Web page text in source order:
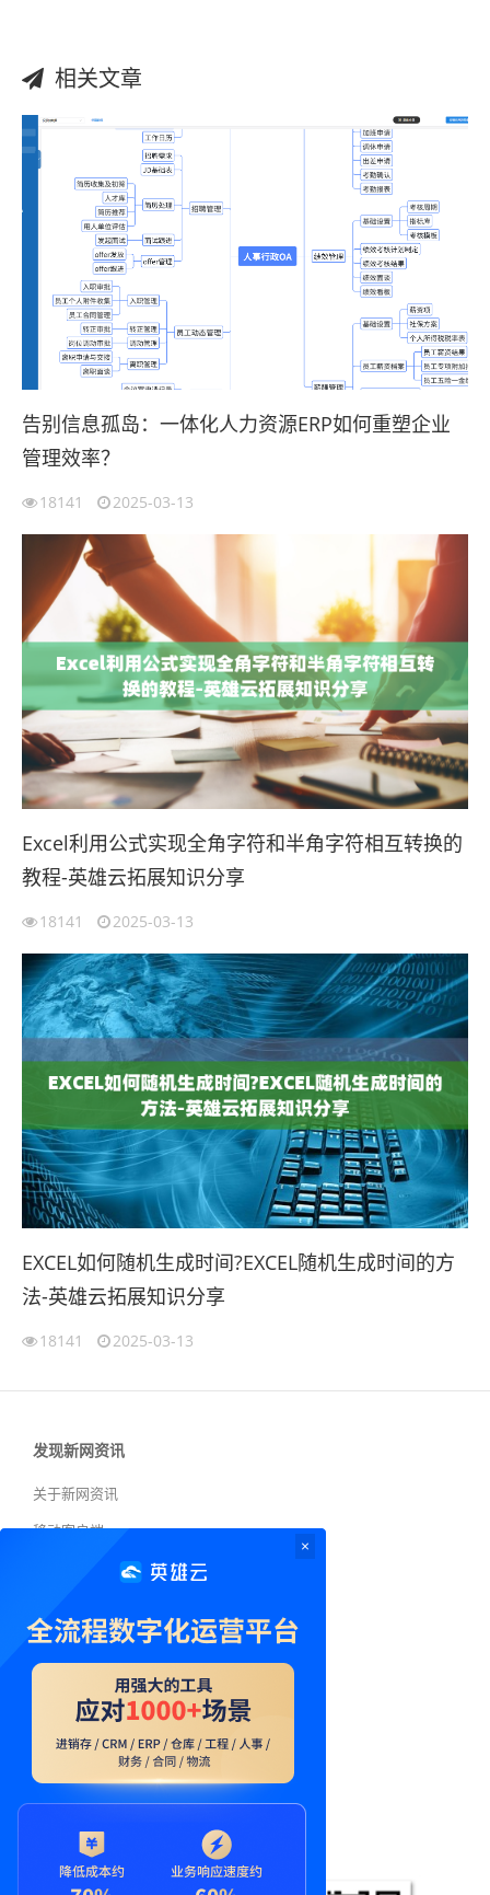
相关文章
告别信息孤岛：一体化人力资源ERP如何重塑企业
管理效率？
18141 2025-03-13
Excel利用公式实现全角字符和半角字符相互转换的
教程-英雄云拓展知识分享
18141 2025-03-13
EXCEL如何随机生成时间?EXCEL随机生成时间的方
法-英雄云拓展知识分享
18141 2025-03-13
发现新网资讯
关于新网资讯
移动客户端
交流与合作
联系QQ：762063026
联系微信：Manley12
联系邮箱：762063026@qq.com
×